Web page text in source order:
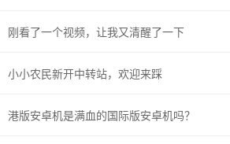
刚看了一个视频，让我又清醒了一下
小小农民新开中转站，欢迎来踩
港版安卓机是满血的国际版安卓机吗？